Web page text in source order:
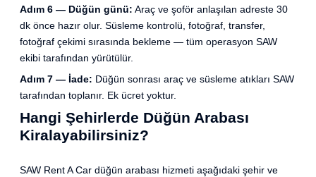
Adım 6 — Düğün günü: Araç ve şoför anlaşılan adreste 30
dk önce hazır olur. Süsleme kontrolü, fotoğraf, transfer,
fotoğraf çekimi sırasında bekleme — tüm operasyon SAW
ekibi tarafından yürütülür.
Adım 7 — İade: Düğün sonrası araç ve süsleme atıkları SAW
tarafından toplanır. Ek ücret yoktur.
Hangi Şehirlerde Düğün Arabası
Kiralayabilirsiniz?
SAW Rent A Car düğün arabası hizmeti aşağıdaki şehir ve